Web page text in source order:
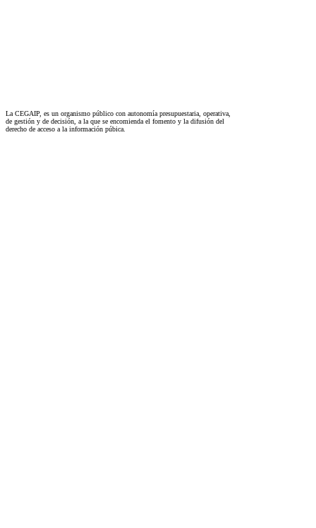
La CEGAIP, es un organismo público con autonomía presupuestaria, operativa,
de gestión y de decisión, a la que se encomienda el fomento y la difusión del
derecho de acceso a la información púbica.